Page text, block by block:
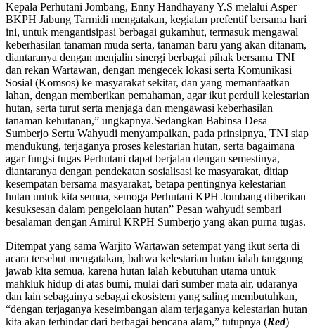
Kepala Perhutani Jombang, Enny Handhayany Y.S melalui Asper
BKPH Jabung Tarmidi mengatakan, kegiatan prefentif bersama hari
ini, untuk mengantisipasi berbagai gukamhut, termasuk mengawal
keberhasilan tanaman muda serta, tanaman baru yang akan ditanam,
diantaranya dengan menjalin sinergi berbagai pihak bersama TNI
dan rekan Wartawan, dengan mengecek lokasi serta Komunikasi
Sosial (Komsos) ke masyarakat sekitar, dan yang memanfaatkan
lahan, dengan memberikan pemahaman, agar ikut perduli kelestarian
hutan, serta turut serta menjaga dan mengawasi keberhasilan
tanaman kehutanan,” ungkapnya.Sedangkan Babinsa Desa
Sumberjo Sertu Wahyudi menyampaikan, pada prinsipnya, TNI siap
mendukung, terjaganya proses kelestarian hutan, serta bagaimana
agar fungsi tugas Perhutani dapat berjalan dengan semestinya,
diantaranya dengan pendekatan sosialisasi ke masyarakat, ditiap
kesempatan bersama masyarakat, betapa pentingnya kelestarian
hutan untuk kita semua, semoga Perhutani KPH Jombang diberikan
kesuksesan dalam pengelolaan hutan” Pesan wahyudi sembari
besalaman dengan Amirul KRPH Sumberjo yang akan purna tugas.
Ditempat yang sama Warjito Wartawan setempat yang ikut serta di
acara tersebut mengatakan, bahwa kelestarian hutan ialah tanggung
jawab kita semua, karena hutan ialah kebutuhan utama untuk
mahkluk hidup di atas bumi, mulai dari sumber mata air, udaranya
dan lain sebagainya sebagai ekosistem yang saling membutuhkan,
“dengan terjaganya keseimbangan alam terjaganya kelestarian hutan
kita akan terhindar dari berbagai bencana alam,” tutupnya (Red)